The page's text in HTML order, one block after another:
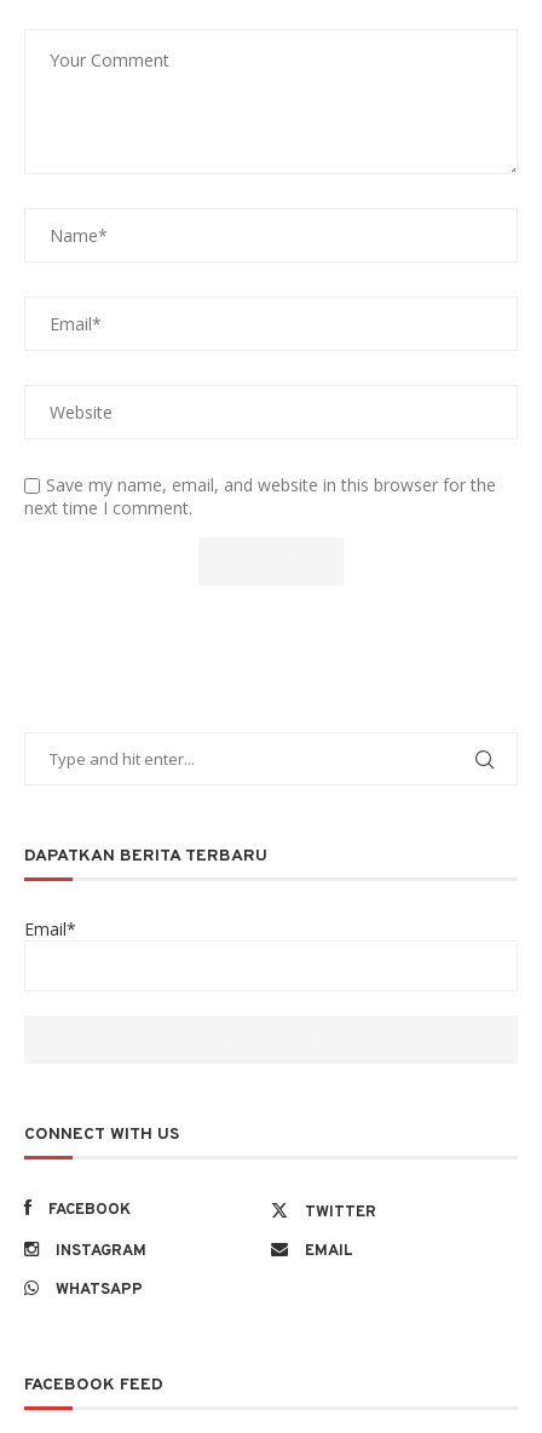
Save my name, email, and website in this browser for the
next time I comment.
DAPATKAN BERITA TERBARU
Email*
CONNECT WITH US
FACEBOOK
TWITTER
INSTAGRAM
EMAIL
WHATSAPP
FACEBOOK FEED